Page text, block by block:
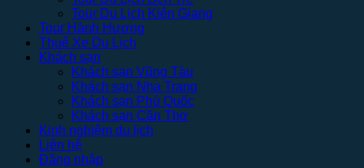
Tour Du Lịch Kiên Giang
Tour Hành Hương
Thuê Xe Du Lịch
Khách sạn
Khách sạn Vũng Tàu
Khách sạn Nha Trang
Khách sạn Phú Quốc
Khách sạn Cần Thơ
Kinh nghiệm du lịch
Liên hệ
Đăng nhập